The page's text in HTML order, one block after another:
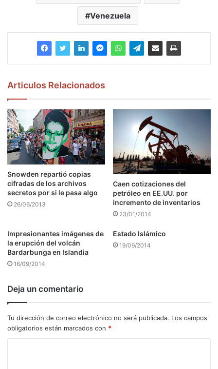
Venezuela
Articulos Relacionados
Snowden repartió copias
cifradas de los archivos
secretos por si le pasa algo
26/06/2013
Caen cotizaciones del
petróleo en EE.UU. por
incremento de inventarios
23/01/2014
Impresionantes imágenes de
la erupción del volcán
Bardarbunga en Islandia
16/09/2014
Estado Islámico
19/09/2014
Deja un comentario
Tu dirección de correo electrónico no será publicada. Los campos
obligatorios están marcados con *